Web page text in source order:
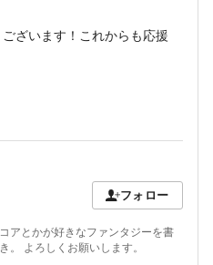
ざいます！これからも応援
フォロー
アとかが好きなファンタジーを書
。 よろしくお願いします。